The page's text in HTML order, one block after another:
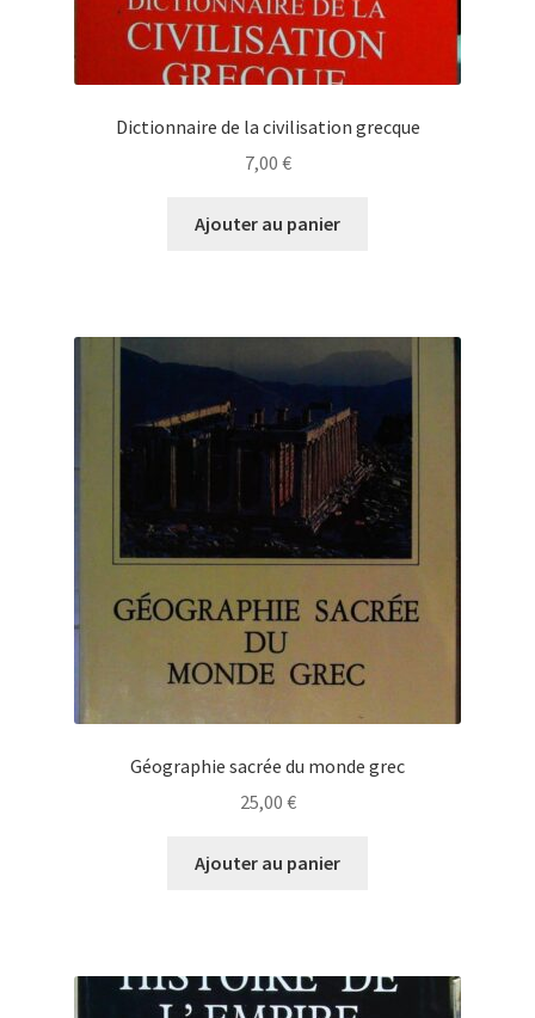
Dictionnaire de la civilisation grecque
7,00 €
Ajouter au panier
Géographie sacrée du monde grec
25,00 €
Ajouter au panier